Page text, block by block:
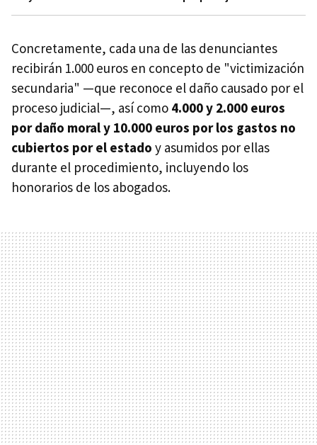
Concretamente, cada una de las denunciantes
recibirán 1.000 euros en concepto de "victimización
secundaria" —que reconoce el daño causado por el
proceso judicial—, así como 4.000 y 2.000 euros
por daño moral y 10.000 euros por los gastos no
cubiertos por el estado y asumidos por ellas
durante el procedimiento, incluyendo los
honorarios de los abogados.